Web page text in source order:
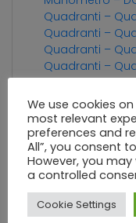
Quadranti –
Quadranti –
Quadranti –
Quadranti –
Quadranti –
Quadranti –
SPECIALE – Ø 40
SPECIALE – Ø 50
SPECIALE – Ø 63
STANDARD –
STANDARD –
STANDARD –
STANDARD –
We use cookies
most relevant
preferences and
All”, you consent
However, you
a controlled
Cookie Settings